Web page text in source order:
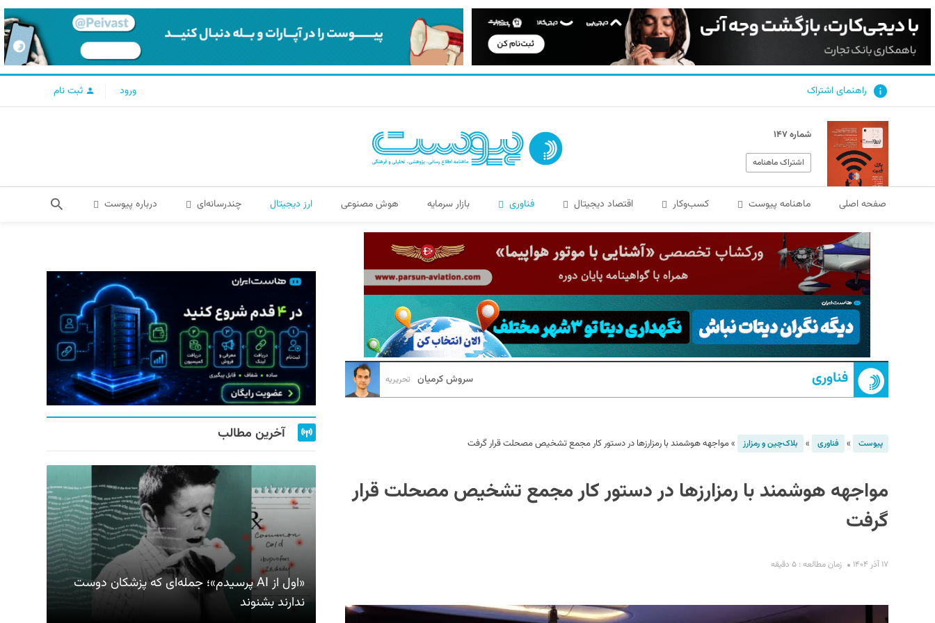
راهنمای اشتراک ورود ثبت نام
شماره ۱۴۷
اشتراک ماهنامه
صفحه اصلی ماهنامه پیوست کسب‌و‌کار اقتصاد دیجیتال فناوری بازار سرمایه هوش مصنوعی ارز دیجیتال چندرسانه‌ای درباره پیوست
فناوری سروش کرمیان تحریریه
پیوست » فناوری » بلاک‌چین و رمزارز »مواجهه هوشمند با رمزارزها در دستور کار مجمع تشخیص مصحلت قرار گرفت
مواجهه هوشمند با رمزارزها در دستور کار مجمع تشخیص مصحلت قرار
گرفت
۱۷ آذر ۱۴۰۴ زمان مطالعه : ۵ دقیقه
آخرین مطالب
«اول از AI پرسیدم»؛ جمله‌ای که پزشکان دوست
ندارند بشنوند